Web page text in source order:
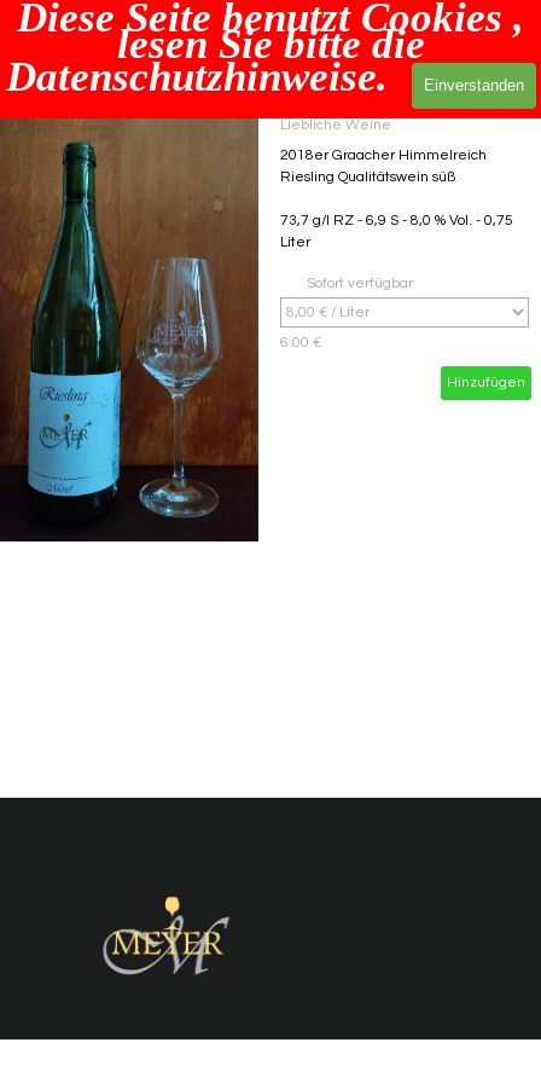
Diese Seite benutzt Cookies ,
lesen Sie bitte die
Datenschutzhinweise. Einverstanden
Direkt zum Seiteninhalt
Menü
Liebliche Weine
2018er Graacher Himmelreich
Riesling Qualitätswein süß
73,7 g/l RZ - 6,9 S - 8,0 % Vol. - 0,75
Liter
Sofort verfügbar
6.00 €
Hinzufügen